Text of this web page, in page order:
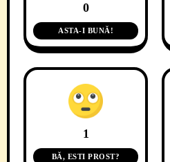
0
ASTA-I BUNĂ!
1
BĂ, ESTI PROST?